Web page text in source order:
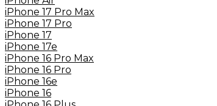
iPhone 17 Pro Max
iPhone 17 Pro
iPhone 17
iPhone 17e
iPhone 16 Pro Max
iPhone 16 Pro
iPhone 16e
iPhone 16